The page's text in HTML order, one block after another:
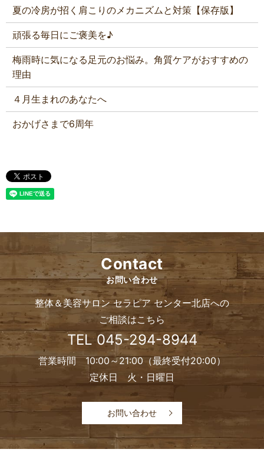
夏の冷房が招く肩こりのメカニズムと対策【保存版】
頑張る毎日にご褒美を♪
梅雨時に気になる足元のお悩み。角質ケアがおすすめの
理由
４月生まれのあなたへ
おかげさまで6周年
Contact
お問い合わせ
整体＆美容サロン セラピア センター北店への
ご相談はこちら
TEL045-294-8944
営業時間 10:00～21:00（最終受付20:00）
定休日 火・日曜日
お問い合わせ